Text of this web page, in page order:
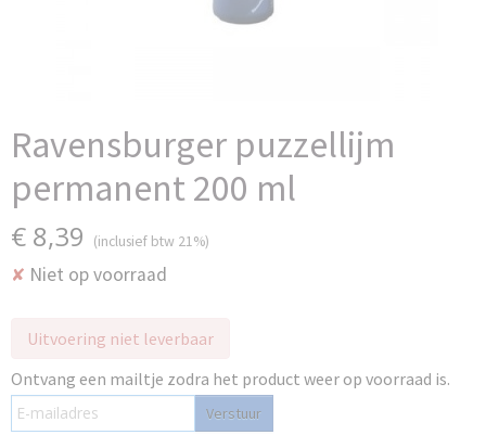
Ravensburger puzzellijm
permanent 200 ml
€ 8,39 (inclusief btw 21%)
✘ Niet op voorraad
Uitvoering niet leverbaar
Ontvang een mailtje zodra het product weer op voorraad is.
Verstuur